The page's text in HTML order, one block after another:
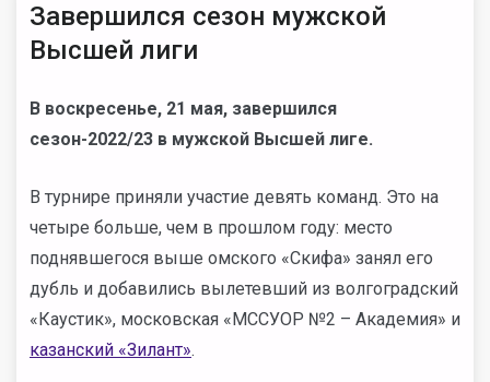
Завершился сезон мужской
Высшей лиги
В воскресенье, 21 мая, завершился
сезон-2022/23 в мужской Высшей лиге.
В турнире приняли участие девять команд. Это на
четыре больше, чем в прошлом году: место
поднявшегося выше омского «Скифа» занял его
дубль и добавились вылетевший из волгоградский
«Каустик», московская «МССУОР №2 – Академия» и
казанский «Зилант».